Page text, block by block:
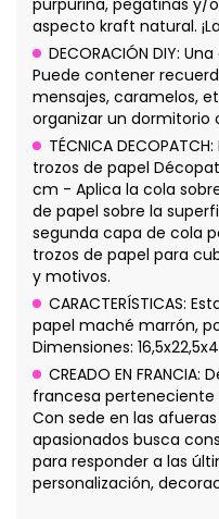
purpurina, pegatinas y/
aspecto kraft natural.
DECORACIÓN DIY:
Puede contener
mensajes, caramelos,
organizar un dormitorio
TÉCNICA
trozos de papel
cm - Aplica la cola
de papel sobre la
segunda capa de cola
trozos de papel para
y motivos.
CARACTERÍSTICAS:
papel maché marrón,
Dimensiones:
CREADO EN
francesa perteneciente
Con sede en las
apasionados busca
para responder a las
personalización,